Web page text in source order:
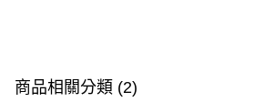
商品相關分類 (2)